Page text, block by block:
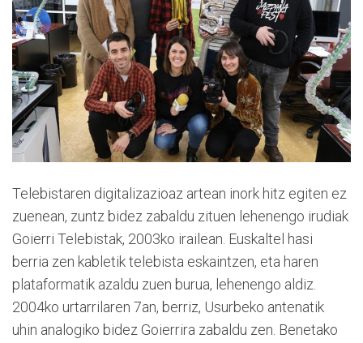
Telebistaren digitalizazioaz artean inork hitz egiten ez
zuenean, zuntz bidez zabaldu zituen lehenengo irudiak
Goierri Telebistak, 2003ko irailean. Euskaltel hasi
berria zen kabletik telebista eskaintzen, eta haren
plataformatik azaldu zuen burua, lehenengo aldiz.
2004ko urtarrilaren 7an, berriz, Usurbeko antenatik
uhin analogiko bidez Goierrira zabaldu zen. Benetako